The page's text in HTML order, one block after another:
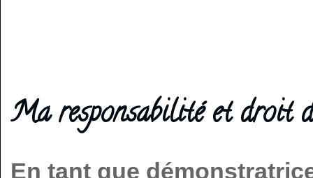
Ma responsabilité et droit
En tant que